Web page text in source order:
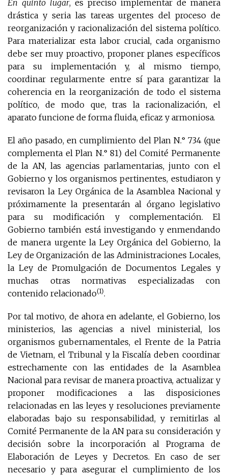
En quinto lugar, es preciso implementar de manera
drástica y seria las tareas urgentes del proceso de
reorganización y racionalización del sistema político.
Para materializar esta labor crucial, cada organismo
debe ser muy proactivo, proponer planes específicos
para su implementación y, al mismo tiempo,
coordinar regularmente entre sí para garantizar la
coherencia en la reorganización de todo el sistema
político, de modo que, tras la racionalización, el
aparato funcione de forma fluida, eficaz y armoniosa.
El año pasado, en cumplimiento del Plan N.° 734 (que
complementa el Plan N.° 81) del Comité Permanente
de la AN, las agencias parlamentarias, junto con el
Gobierno y los organismos pertinentes, estudiaron y
revisaron la Ley Orgánica de la Asamblea Nacional y
próximamente la presentarán al órgano legislativo
para su modificación y complementación. El
Gobierno también está investigando y enmendando
de manera urgente la Ley Orgánica del Gobierno, la
Ley de Organización de las Administraciones Locales,
la Ley de Promulgación de Documentos Legales y
muchas otras normativas especializadas con
contenido relacionado(1).
Por tal motivo, de ahora en adelante, el Gobierno, los
ministerios, las agencias a nivel ministerial, los
organismos gubernamentales, el Frente de la Patria
de Vietnam, el Tribunal y la Fiscalía deben coordinar
estrechamente con las entidades de la Asamblea
Nacional para revisar de manera proactiva, actualizar y
proponer modificaciones a las disposiciones
relacionadas en las leyes y resoluciones previamente
elaboradas bajo su responsabilidad, y remitirlas al
Comité Permanente de la AN para su consideración y
decisión sobre la incorporación al Programa de
Elaboración de Leyes y Decretos. En caso de ser
necesario y para asegurar el cumplimiento de los